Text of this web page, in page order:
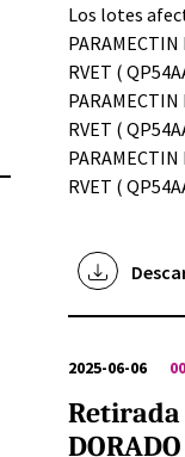
Los lotes
PARAMECTIN
RVET (
PARAMECTIN
RVET (
PARAMECTIN
RVET (
2025-06-06
Retirada